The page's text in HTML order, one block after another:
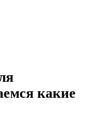
какие